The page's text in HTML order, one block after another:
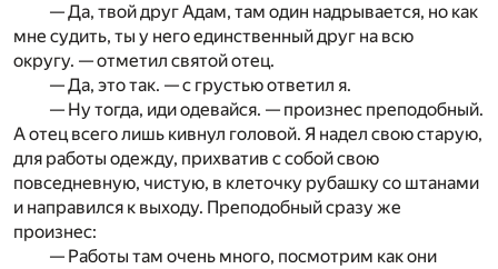
— Да, твой друг Адам, там один надрывается, но как
мне судить, ты у него единственный друг на всю
округу. — отметил святой отец.
— Да, это так. — с грустью ответил я.
— Ну тогда, иди одевайся. — произнес преподобный.
А отец всего лишь кивнул головой. Я надел свою старую,
для работы одежду, прихватив с собой свою
повседневную, чистую, в клеточку рубашку со штанами
и направился к выходу. Преподобный сразу же
произнес:
— Работы там очень много, посмотрим как они